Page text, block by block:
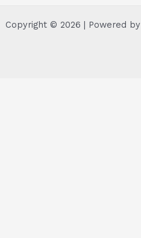
Copyright © 2026 | Powered by